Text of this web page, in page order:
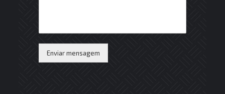
Enviar mensagem